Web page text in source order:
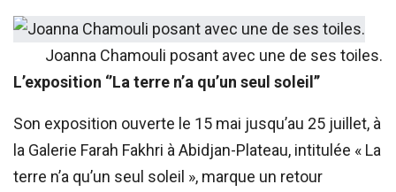
Joanna Chamouli posant avec une de ses toiles.
L’exposition ‘’La terre n’a qu’un seul soleil’’
Son exposition ouverte le 15 mai jusqu’au 25 juillet, à
la Galerie Farah Fakhri à Abidjan-Plateau, intitulée « La
terre n’a qu’un seul soleil », marque un retour